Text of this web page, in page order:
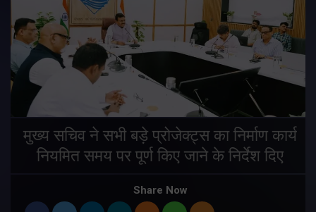
मुख्य सचिव ने सभी बड़े प्रोजेक्ट्स का निर्माण कार्य
नियमित समय पर पूर्ण किए जाने के निर्देश दिए
Share Now